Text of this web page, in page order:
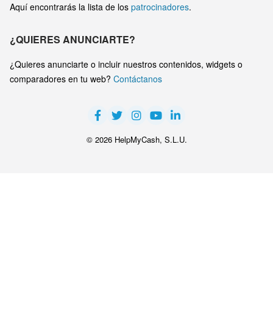
Aquí encontrarás la lista de los patrocinadores.
¿QUIERES ANUNCIARTE?
¿Quieres anunciarte o incluir nuestros contenidos, widgets o
comparadores en tu web? Contáctanos
© 2026 HelpMyCash, S.L.U.